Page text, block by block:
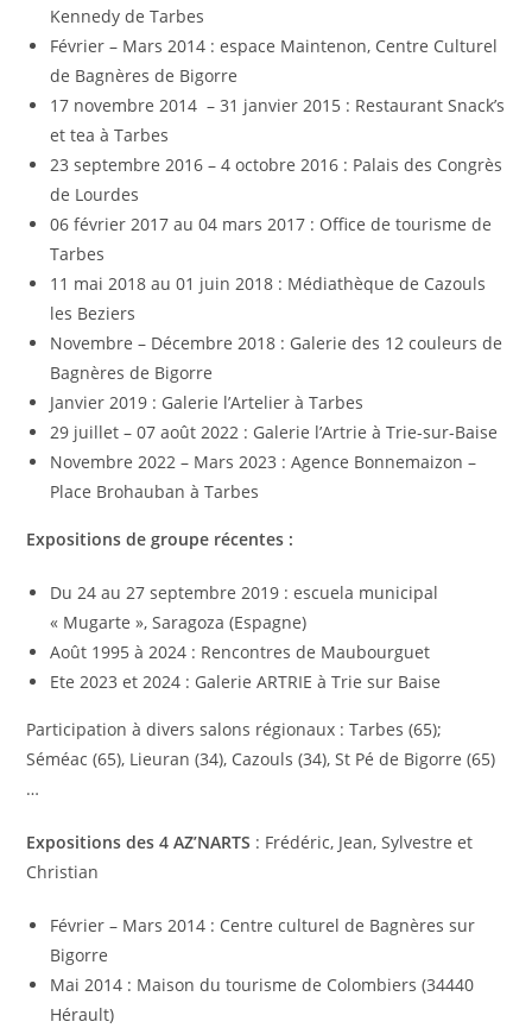
Kennedy de Tarbes
Février – Mars 2014 : espace Maintenon, Centre Culturel
de Bagnères de Bigorre
17 novembre 2014 – 31 janvier 2015 : Restaurant Snack’s
et tea à Tarbes
23 septembre 2016 – 4 octobre 2016 : Palais des Congrès
de Lourdes
06 février 2017 au 04 mars 2017 : Office de tourisme de
Tarbes
11 mai 2018 au 01 juin 2018 : Médiathèque de Cazouls
les Beziers
Novembre – Décembre 2018 : Galerie des 12 couleurs de
Bagnères de Bigorre
Janvier 2019 : Galerie l’Artelier à Tarbes
29 juillet – 07 août 2022 : Galerie l’Artrie à Trie-sur-Baise
Novembre 2022 – Mars 2023 : Agence Bonnemaizon –
Place Brohauban à Tarbes
Expositions de groupe récentes :
Du 24 au 27 septembre 2019 : escuela municipal
« Mugarte », Saragoza (Espagne)
Août 1995 à 2024 : Rencontres de Maubourguet
Ete 2023 et 2024 : Galerie ARTRIE à Trie sur Baise
Participation à divers salons régionaux : Tarbes (65);
Séméac (65), Lieuran (34), Cazouls (34), St Pé de Bigorre (65)
…
Expositions des 4 AZ’NARTS : Frédéric, Jean, Sylvestre et
Christian
Février – Mars 2014 : Centre culturel de Bagnères sur
Bigorre
Mai 2014 : Maison du tourisme de Colombiers (34440
Hérault)